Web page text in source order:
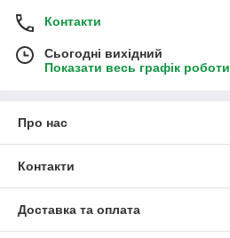
Контакти
Сьогодні вихідний
Показати весь графік роботи
Про нас
Контакти
Доставка та оплата